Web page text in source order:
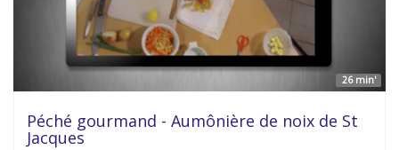
26 min'
Péché gourmand - Aumônière de noix de St
Jacques